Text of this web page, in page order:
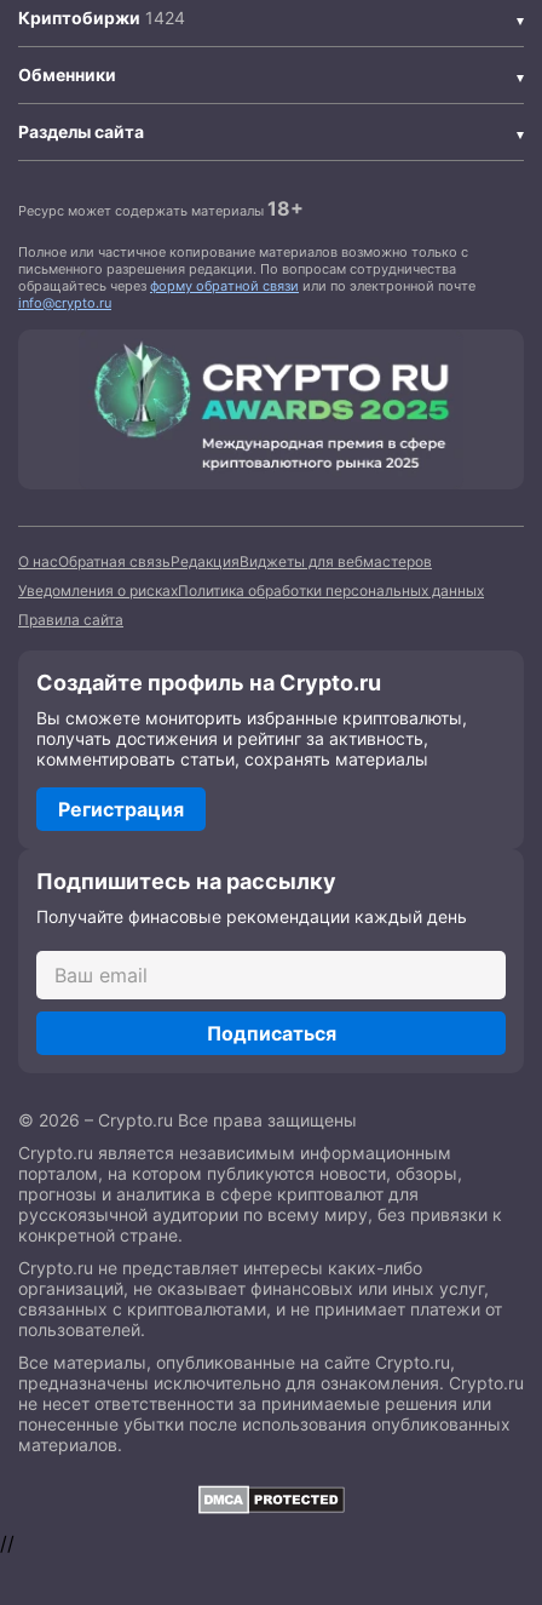
Криптобиржи
Обменники
Разделы сайта
Ресурс может содержать материалы 18+
Полное или частичное копирование материалов возможно только с
письменного разрешения редакции. По вопросам сотрудничества
обращайтесь через форму обратной связи или по электронной почте
info@crypto.ru
О насОбратная связьРедакцияВиджеты для вебмастеров
Уведомления о рискахПолитика обработки персональных данных
Правила сайта
Создайте профиль на Crypto.ru
Вы сможете мониторить избранные криптовалюты,
получать достижения и рейтинг за активность,
комментировать статьи, сохранять материалы
Регистрация
Подпишитесь на рассылку
Получайте финасовые рекомендации каждый день
Подписаться
© 2026 – Crypto.ru Все права защищены
Crypto.ru является независимым информационным
порталом, на котором публикуются новости, обзоры,
прогнозы и аналитика в сфере криптовалют для
русскоязычной аудитории по всему миру, без привязки к
конкретной стране.
Crypto.ru не представляет интересы каких-либо
организаций, не оказывает финансовых или иных услуг,
связанных с криптовалютами, и не принимает платежи от
пользователей.
Все материалы, опубликованные на сайте Crypto.ru,
предназначены исключительно для ознакомления. Crypto.ru
не несет ответственности за принимаемые решения или
понесенные убытки после использования опубликованных
материалов.
//